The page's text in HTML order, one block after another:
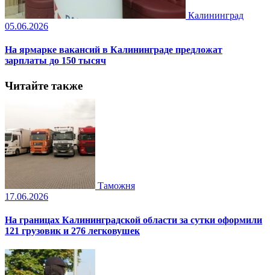
Калининград
05.06.2026
На ярмарке вакансий в Калининграде предложат
зарплаты до 150 тысяч
Читайте также
Таможня
17.06.2026
На границах Калининградской области за сутки оформили
121 грузовик и 276 легковушек